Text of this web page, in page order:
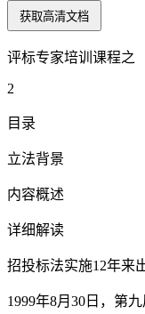
获取高清文档
评标专家培训课程之
2
目录
立法背景
内容概述
详细解读
招投标法实施12年来
1999年8月30日，第